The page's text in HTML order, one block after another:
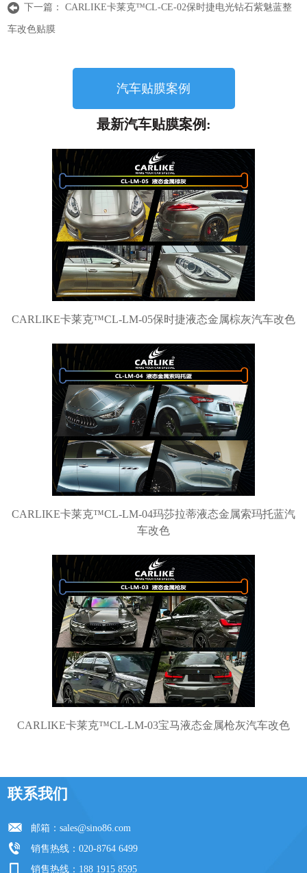
下一篇：CARLIKE卡莱克™CL-CE-02保时捷电光钻石紫魅蓝整
车改色贴膜
汽车贴膜案例
最新汽车贴膜案例:
CARLIKE卡莱克™CL-LM-05保时捷液态金属棕灰汽车改色
CARLIKE卡莱克™CL-LM-04玛莎拉蒂液态金属索玛托蓝汽
车改色
CARLIKE卡莱克™CL-LM-03宝马液态金属枪灰汽车改色
联系我们
邮箱：sales@sino86.com
销售热线：020-8764 6499
销售热线：188 1915 8595